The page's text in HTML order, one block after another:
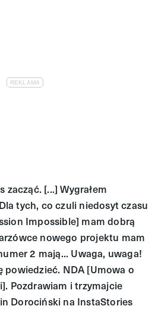
zacząć. [...] Wygrałem
tych, co czuli niedosyt czasu
Impossible] mam dobrą
nowego projektu mam
2 mają... Uwaga, uwaga!
powiedzieć. NDA [Umowa o
Pozdrawiam i trzymajcie
Dorociński na InstaStories